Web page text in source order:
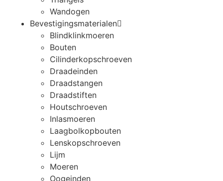
Wandogen
Bevestigingsmaterialen
Blindklinkmoeren
Bouten
Cilinderkopschroeven
Draadeinden
Draadstangen
Draadstiften
Houtschroeven
Inlasmoeren
Laagbolkopbouten
Lenskopschroeven
Lijm
Moeren
Oogeinden